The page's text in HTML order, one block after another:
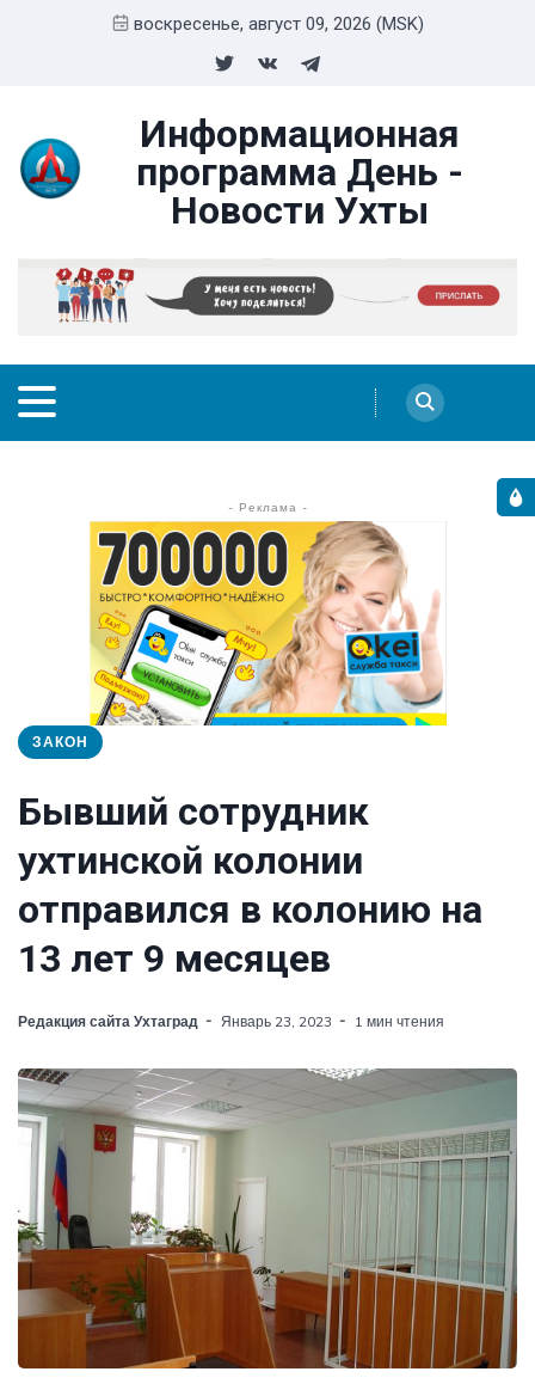
воскресенье, август 09, 2026 (MSK)
Информационная
программа День -
Новости Ухты
- Реклама -
ЗАКОН
Бывший сотрудник
ухтинской колонии
отправился в колонию на
13 лет 9 месяцев
Редакция сайта Ухтаград Январь 23, 2023 1 мин чтения